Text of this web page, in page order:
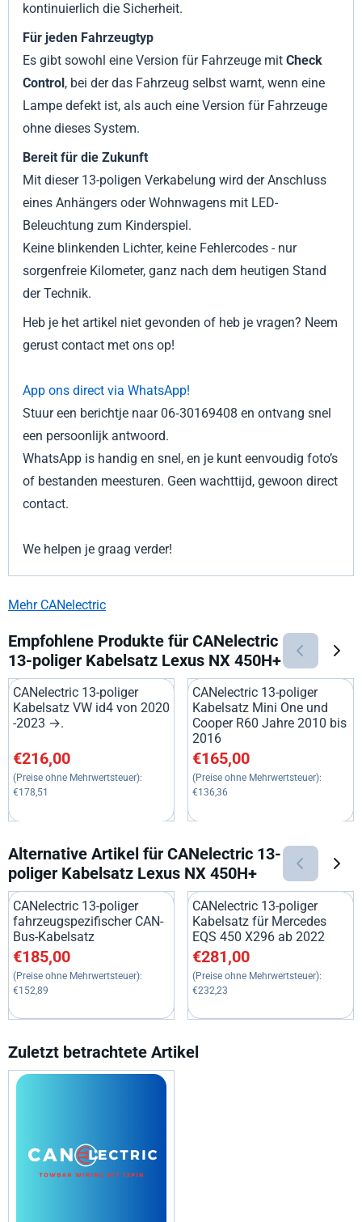
kontinuierlich die Sicherheit.
Für jeden Fahrzeugtyp
Es gibt sowohl eine Version für Fahrzeuge mitCheck
Control , bei der das Fahrzeug selbst warnt, wenn eine
Lampe defekt ist, als auch eine Version für Fahrzeuge
ohne dieses System.
Bereit für die Zukunft
Mit dieser 13-poligen Verkabelung wird der Anschluss
eines Anhängers oder Wohnwagens mit LED-
Beleuchtung zum Kinderspiel.
Keine blinkenden Lichter, keine Fehlercodes - nur
sorgenfreie Kilometer, ganz nach dem heutigen Stand
der Technik.
Heb je het artikel niet gevonden of heb je vragen? Neem
gerust contact met ons op!
App ons direct via WhatsApp!
Stuur een berichtje naar 06‑30169408 en ontvang snel
een persoonlijk antwoord.
WhatsApp is handig en snel, en je kunt eenvoudig foto’s
of bestanden meesturen. Geen wachttijd, gewoon direct
contact.
We helpen je graag verder!
Mehr CANelectric
Empfohlene Produkte für CANelectric
13-poliger Kabelsatz Lexus NX 450H+
CANelectric 13-poliger
Kabelsatz VW id4 von 2020
-2023 →.
Preis: 216,00, ohne MwSt.: 178,51
€216,00
(Preise ohne Mehrwertsteuer):
€178,51
CANelectric 13-poliger
Kabelsatz Mini One und
Cooper R60 Jahre 2010 bis
2016
Preis: 165,00, ohne MwSt.:
€165,00
(Preise ohne Mehrwertsteuer):
€136,36
Alternative Artikel für CANelectric 13-
poliger Kabelsatz Lexus NX 450H+
CANelectric 13-poliger
fahrzeugspezifischer CAN-
Bus-Kabelsatz
Preis: 185,00, ohne MwSt.: 152,89
€185,00
(Preise ohne Mehrwertsteuer):
€152,89
CANelectric 13-poliger
Kabelsatz für Mercedes
EQS 450 X296 ab 2022
Preis: 281,00, ohne MwSt.:
€281,00
(Preise ohne Mehrwertsteuer):
€232,23
Zuletzt betrachtete Artikel